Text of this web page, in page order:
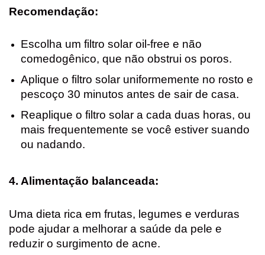
Recomendação:
Escolha um filtro solar oil-free e não
comedogênico, que não obstrui os poros.
Aplique o filtro solar uniformemente no rosto e
pescoço 30 minutos antes de sair de casa.
Reaplique o filtro solar a cada duas horas, ou
mais frequentemente se você estiver suando
ou nadando.
4. Alimentação balanceada:
Uma dieta rica em frutas, legumes e verduras
pode ajudar a melhorar a saúde da pele e
reduzir o surgimento de acne.